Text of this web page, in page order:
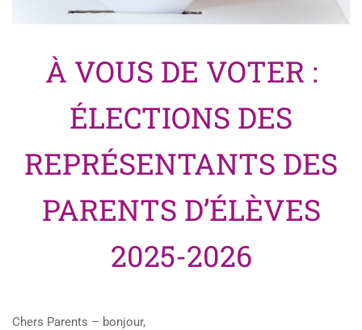
À VOUS DE VOTER :
ÉLECTIONS DES
REPRÉSENTANTS DES
PARENTS D’ÉLÈVES
2025-2026
Chers Parents – bonjour,